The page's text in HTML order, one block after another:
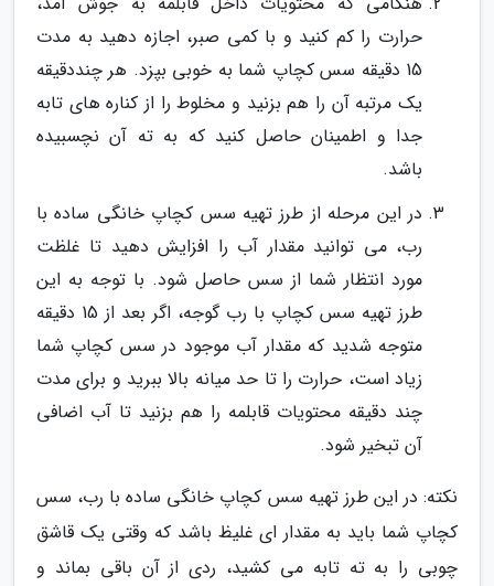
حرارت را کم کنید و با کمی صبر، اجازه دهید به مدت
15 دقیقه سس کچاپ شما به خوبی بپزد. هر چنددقیقه
یک مرتبه آن را هم بزنید و مخلوط را از کناره های تابه
جدا و اطمینان حاصل کنید که به ته آن نچسبیده
باشد.
در این مرحله از طرز تهیه سس کچاپ خانگی ساده با
رب، می توانید مقدار آب را افزایش دهید تا غلظت
مورد انتظار شما از سس حاصل شود. با توجه به این
طرز تهیه سس کچاپ با رب گوجه، اگر بعد از 15 دقیقه
متوجه شدید که مقدار آب موجود در سس کچاپ شما
زیاد است، حرارت را تا حد میانه بالا ببرید و برای مدت
چند دقیقه محتویات قابلمه را هم بزنید تا آب اضافی
آن تبخیر شود.
نکته: در این طرز تهیه سس کچاپ خانگی ساده با رب، سس
کچاپ شما باید به مقدار ای غلیظ باشد که وقتی یک قاشق
چوبی را به ته تابه می کشید، ردی از آن باقی بماند و